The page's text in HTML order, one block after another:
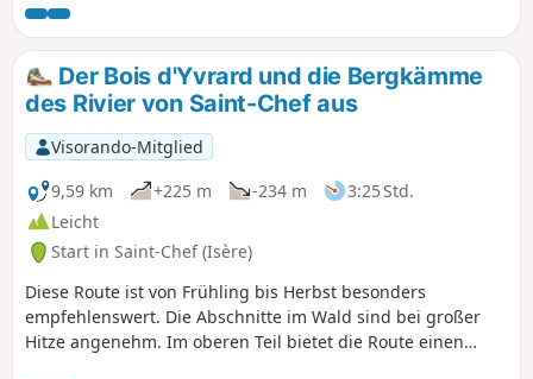
Panoramablick auf das Pilat-Massiv, die
Monts du Lyonnais, die Ebenen von
Lyon und Ain sowie die Ausläufer des
Bugey.Der Bois d'Yvrard und die Bergkämme
des Rivier von Saint-Chef aus
Visorando-Mitglied
9,59 km
+225 m -234 m
3:25 Std.
Leicht
Start in Saint-Chef (Isère)
Diese Route ist von Frühling bis Herbst besonders
empfehlenswert. Die Abschnitte im Wald sind bei großer
Hitze angenehm. Im oberen Teil bietet die Route einen